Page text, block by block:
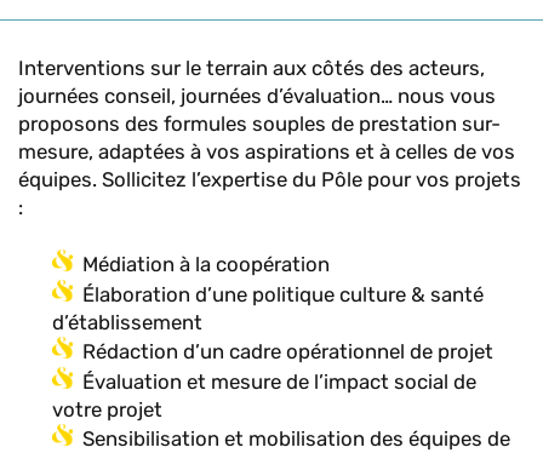
Interventions sur le terrain aux côtés des acteurs,
journées conseil, journées d’évaluation… nous vous
proposons des formules souples de prestation sur-
mesure, adaptées à vos aspirations et à celles de vos
équipes. Sollicitez l’expertise du Pôle pour vos projets
:
Médiation à la coopération
Élaboration d’une politique culture & santé
d’établissement
Rédaction d’un cadre opérationnel de projet
Évaluation et mesure de l’impact social de
votre projet
Sensibilisation et mobilisation des équipes de